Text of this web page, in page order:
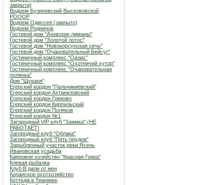
закрыта)
Водоем Бузиновский Выселковской
РОООР
Водоем Одиссея (закрыто)
Водоем Родничок
Гостевой дом "Азовские лиманы"
Гостевой дом "Золотой лотос"
Гостевой дом "Новокорсунская сечь"
Гостевой дом "Очаровательный Бейсуг"
Гостиничный комплекс "Оазис"
Гостиничный комплекс "Охотничий хутор"
Гостиничный комплекс "Очаровательная
полянка"
Дом "Щукаря"
Егерский кордон "Пальчикиевский"
Егерский кордон Ахтанизовский
Егерский кордон Греково
Егерский кордон Кирпильский
Егерский кордон Поляков
Егерский кордон №1
Загородный VIP клуб "Заимка" (НЕ
РАБОТАЕТ)
Загородный клуб "Облака"
Загородный клуб "Пять прудов"
Зарыбленный участок реки Ясень
Ивановская усадьба
Карповое хозяйство "Красная Горка"
Клевая рыбалка
Клуб В дали от жен
Копанское охотхозяйство
Коттедж в Темрюке